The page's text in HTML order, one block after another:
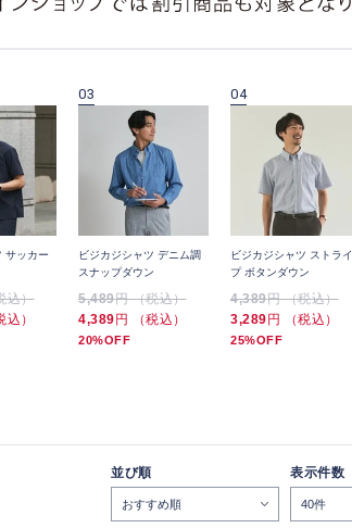
サッカー
込）
込）
03
ビジカジシャツ デニム調
スナップダウン
5,489円 （税込）
4,389 円 （税込）
20%OFF
04
ビジカジシャツ ストライ
プ ボタンダウン
4,389円 （税込）
3,289 円 （税込）
25%OFF
並び順 表示件数